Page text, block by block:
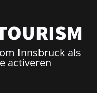
Innsbruck als
activeren